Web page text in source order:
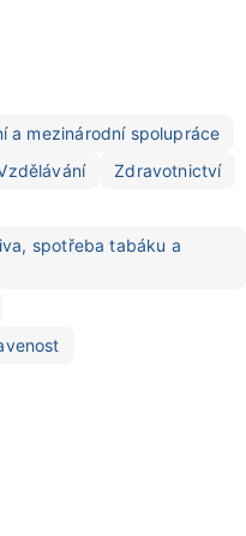
a mezinárodní spolupráce
Zdravotnictví
spotřeba tabáku a